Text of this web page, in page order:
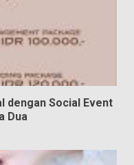
dengan Social Event
Dua